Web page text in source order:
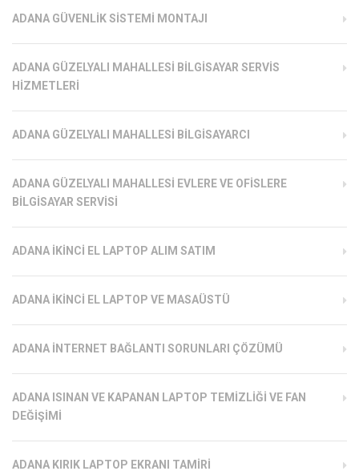
ADANA GÜVENLIK SISTEMI MONTAJI
ADANA GÜZELYALI MAHALLESI BILGISAYAR SERVIS
HIZMETLERI
ADANA GÜZELYALI MAHALLESI BILGISAYARCI
ADANA GÜZELYALI MAHALLESI EVLERE VE OFISLERE
BILGISAYAR SERVISI
ADANA İKINCI EL LAPTOP ALIM SATIM
ADANA İKINCI EL LAPTOP VE MASAÜSTÜ
ADANA İNTERNET BAĞLANTI SORUNLARI ÇÖZÜMÜ
ADANA ISINAN VE KAPANAN LAPTOP TEMIZLIĞI VE FAN
DEĞIŞIMI
ADANA KIRIK LAPTOP EKRANI TAMIRI